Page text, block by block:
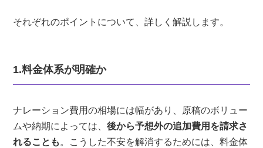
それぞれのポイントについて、詳しく解説します。
1.料金体系が明確か
ナレーション費用の相場には幅があり、原稿のボリュー
ムや納期によっては、後から予想外の追加費用を請求さ
れることも 。こうした不安を解消するためには、料金体